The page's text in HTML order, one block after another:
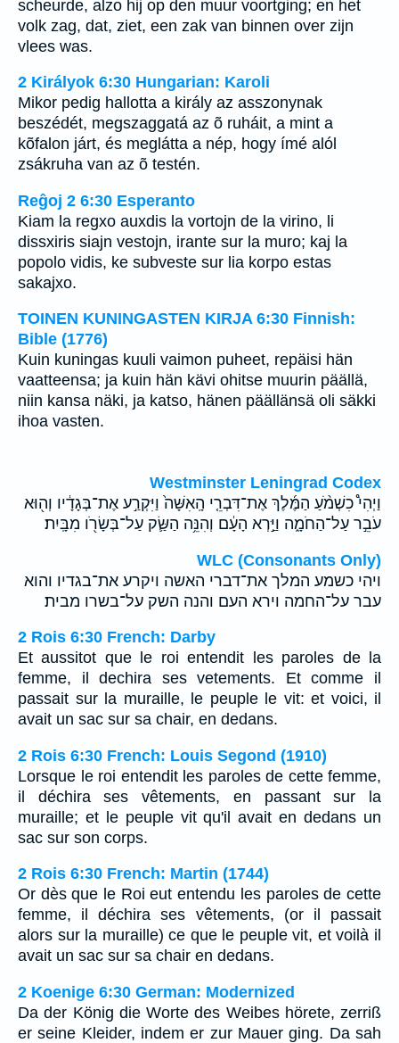
scheurde, alzo hij op den muur voortging; en het
volk zag, dat, ziet, een zak van binnen over zijn
vlees was.
2 Királyok 6:30 Hungarian: Karoli
Mikor pedig hallotta a király az asszonynak
beszédét, megszaggatá az õ ruháit, a mint a
kõfalon járt, és meglátta a nép, hogy ímé alól
zsákruha van az õ testén.
Reĝoj 2 6:30 Esperanto
Kiam la regxo auxdis la vortojn de la virino, li
dissxiris siajn vestojn, irante sur la muro; kaj la
popolo vidis, ke subveste sur lia korpo estas
sakajxo.
TOINEN KUNINGASTEN KIRJA 6:30 Finnish:
Bible (1776)
Kuin kuningas kuuli vaimon puheet, repäisi hän
vaatteensa; ja kuin hän kävi ohitse muurin päällä,
niin kansa näki, ja katso, hänen päällänsä oli säkki
ihoa vasten.
Westminster Leningrad Codex
וַיְהִי֩ כִשְׁמֹ֨עַ הַמֶּ֜לֶךְ אֶת־דִּבְרֵ֤י הָֽאִשָּׁה֙ וַיִּקְרַ֣ע אֶת־בְּגָדָ֔יו וְה֖וּא
עֹבֵ֣ר עַל־הַחֹמָ֑ה וַיַּ֣רְא הָעָ֔ם וְהִנֵּ֥ה הַשַּׂ֛ק עַל־בְּשָׂרֹ֖ו מִבָּֽיִת׃
WLC (Consonants Only)
ויהי כשמע המלך את־דברי האשה ויקרע את־בגדיו והוא
עבר על־החמה וירא העם והנה השק על־בשרו מבית׃
2 Rois 6:30 French: Darby
Et aussitot que le roi entendit les paroles de la
femme, il dechira ses vetements. Et comme il
passait sur la muraille, le peuple le vit: et voici, il
avait un sac sur sa chair, en dedans.
2 Rois 6:30 French: Louis Segond (1910)
Lorsque le roi entendit les paroles de cette femme,
il déchira ses vêtements, en passant sur la
muraille; et le peuple vit qu'il avait en dedans un
sac sur son corps.
2 Rois 6:30 French: Martin (1744)
Or dès que le Roi eut entendu les paroles de cette
femme, il déchira ses vêtements, (or il passait
alors sur la muraille) ce que le peuple vit, et voilà il
avait un sac sur sa chair en dedans.
2 Koenige 6:30 German: Modernized
Da der König die Worte des Weibes hörete, zerriß
er seine Kleider, indem er zur Mauer ging. Da sah